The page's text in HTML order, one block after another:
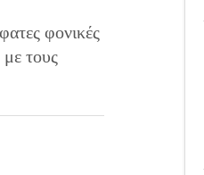
φονικές
με τους